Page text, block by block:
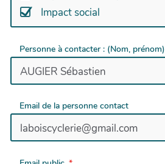
Impact social
Personne à contacter : (Nom, prénom)
Email de la personne contact